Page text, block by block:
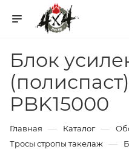
Блок
PBK15000
Главная — Каталог —
Тросы стропы такелаж —